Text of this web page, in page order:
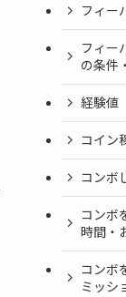
フィー
フィー
の条件
経験値
コイン
コンボ
コンボ
時間・
コンボ
ミッシ